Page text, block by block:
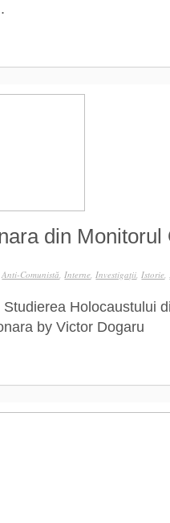
din Monitorul
Anti-Comunistă,Interne,Investigaţii,Istorie,
Holocaustului
by Victor Dogaru